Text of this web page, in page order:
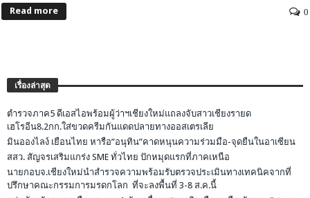
Read more 0
เรื่องล่าสุด
ตำรวจภาค5 ดีเอสไอพร้อมผู้ว่าฯเชียงใหม่แถลงจับสาวเชียงรายด
เฮโรอีน8.2กก.ใส่ขวดครีมกันแดดปลายทางออสเตรเลีย
มินอองไลง์ เยือนไทย หารือ”อนุทิน”คาดหนุนความร่วมมือ-จุดยืนในอาเซียน
สสว. สัญจรเสริมแกร่ง SME ทั่วไทย ปักหมุดแรกที่ภาคเหนือ
นายกอบจ.เชียงใหม่นำสำรวจความพร้อมรับตรวจประเมินทางเทคนิคจากที่
ปรึกษาคณะกรรมการมรดกโลก ที่จะลงพื้นที่ 3-8 ส.ค.นี้